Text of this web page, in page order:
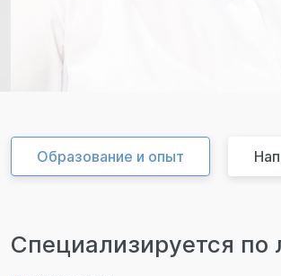
Образование и опыт
Специализируется по